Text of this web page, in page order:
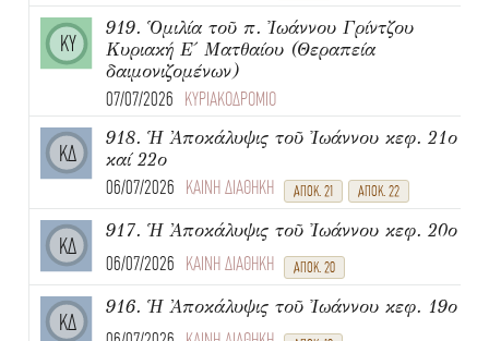
ΚΥ
919. Ὁμιλία τοῦ π. Ἰωάννου Γρίντζου
Κυριακή Ε΄ Ματθαίου (Θεραπεία
δαιμονιζομένων)
07/07/2026 ΚΥΡΙΑΚΟΔΡΟΜΙΟ
ΚΔ
918. Ἡ Ἀποκάλυψις τοῦ Ἰωάννου κεφ. 21ο
καί 22ο
06/07/2026 ΚΑΙΝΗ ΔΙΑΘΗΚΗ ΑΠΟΚ. 21 ΑΠΟΚ. 22
ΚΔ
917. Ἡ Ἀποκάλυψις τοῦ Ἰωάννου κεφ. 20ο
06/07/2026 ΚΑΙΝΗ ΔΙΑΘΗΚΗ ΑΠΟΚ. 20
ΚΔ
916. Ἡ Ἀποκάλυψις τοῦ Ἰωάννου κεφ. 19ο